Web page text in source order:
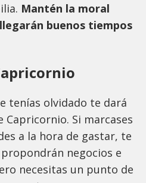
Mantén la moral
buenos tiempos
tenías olvidado te dará
Capricornio. Si marcases
a la hora de gastar, te
negocios e
necesitas un punto de